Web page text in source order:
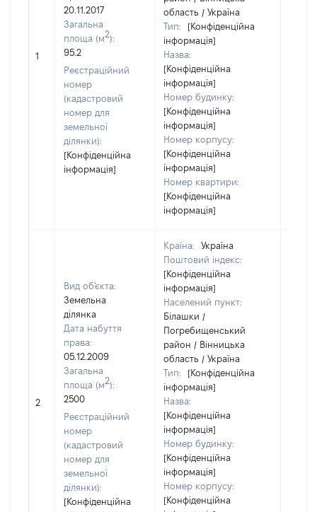
1
20.11.2017
Загальна
площа (м2):
95.2
Реєстраційний
номер
(кадастровий
номер для
земельної
ділянки):
[Конфіденційна
інформація]
область / Україна
Тип:
[Конфіденційна
інформація]
Назва:
[Конфіденційна
інформація]
Номер будинку:
[Конфіденційна
інформація]
Номер корпусу:
[Конфіденційна
інформація]
Номер квартири:
[Конфіденційна
інформація]
2
Вид об'єкта:
Земельна
ділянка
Дата набуття
права:
05.12.2009
Загальна
площа (м2):
2500
Реєстраційний
номер
(кадастровий
номер для
земельної
ділянки):
[Конфіденційна
Країна:
Україна
Поштовий індекс:
[Конфіденційна
інформація]
Населений пункт:
Білашки /
Погребищенський
район / Вінницька
область / Україна
Тип:
[Конфіденційна
інформація]
Назва:
[Конфіденційна
інформація]
Номер будинку:
[Конфіденційна
інформація]
Номер корпусу:
[Конфіденційна